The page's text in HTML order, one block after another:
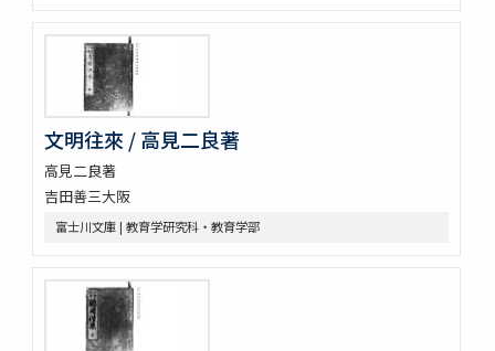
文明往來 / 高見二良著
高見二良著
吉田善三大阪
富士川文庫 | 教育学研究科・教育学部